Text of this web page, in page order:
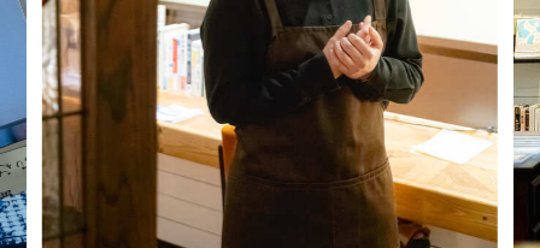
FOLLOW US
公式SNSはこちら